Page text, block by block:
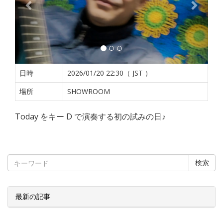
日時
2026/01/20 22:30（ JST ）
場所
SHOWROOM
Today をキー D で演奏する初の試みの日♪
検索
最新の記事